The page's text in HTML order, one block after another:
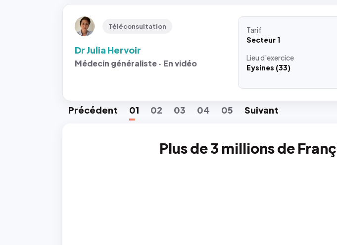
Téléconsultation
Dr Julia Hervoir
Médecin généraliste · En vidéo
Tarif
Secteur 1
Lieud'exercice
Eysines (33)
Précédent 01 02 03 04 05 Suivant
Plus de 3 millions de